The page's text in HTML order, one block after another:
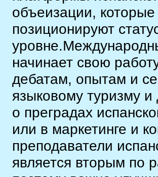
объеизации,
позиционируют
начинает свою
дебатам, опытам и
языковому туризму и
о преградах
или в маркетинге и
преподаватели
является вторым по